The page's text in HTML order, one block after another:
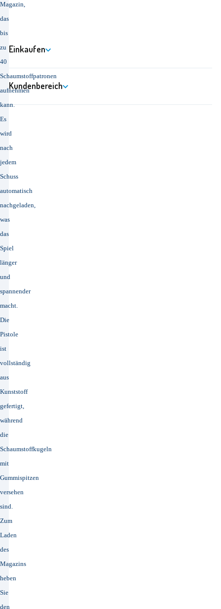
Magazin,
das
bis
zu
40
Schaumstoffpatronen
aufnehmen
kann.
Es
wird
nach
jedem
Schuss
automatisch
nachgeladen,
was
das
Spiel
länger
und
spannender
macht.
Die
Pistole
ist
vollständig
aus
Kunststoff
gefertigt,
während
die
Schaumstoffkugeln
mit
Gummispitzen
versehen
sind.
Zum
Laden
des
Magazins
heben
Sie
den
Einkaufen
Kundenbereich